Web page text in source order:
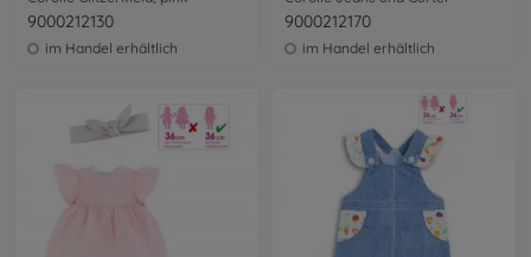
9000212130
im Handel erhältlich
9000212170
im Handel erhältlich